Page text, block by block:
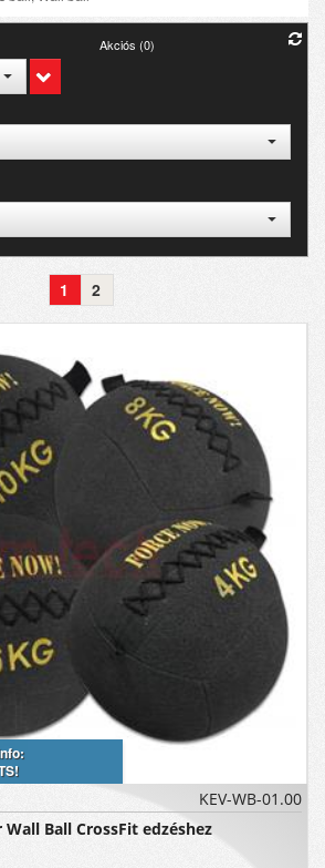
Akciós (0)
1 2
KEV-WB-01.00
Ball CrossFit edzéshez